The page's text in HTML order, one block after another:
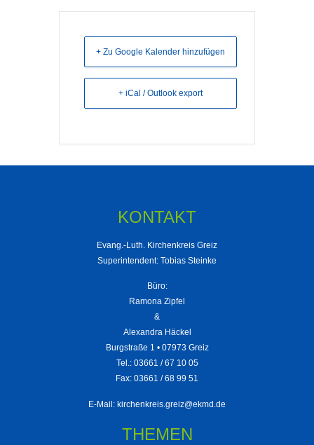
+ Zu Google Kalender hinzufügen
+ iCal / Outlook export
KONTAKT
Evang.-Luth. Kirchenkreis Greiz
Superintendent: Tobias Steinke
Büro:
Ramona Zipfel
&
Alexandra Häckel
Burgstraße 1 • 07973 Greiz
Tel.: 03661 / 67 10 05
Fax: 03661 / 68 99 51
E-Mail: kirchenkreis.greiz@ekmd.de
THEMEN